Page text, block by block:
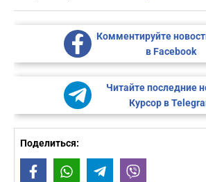
Комментируйте
в Facebook
Читайте последние
Курсор в
Поделиться:
FacebookWhatsAppTelegram